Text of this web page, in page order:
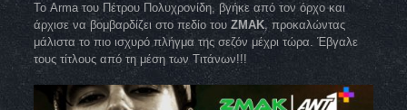
Το Arma του Πέτρου Πολυχρονίδη, βγήκε από τον όρχο και
άρχισε να βομβαρδίζει στο πεδίο του ΖΜΑΚ, προκαλώντας
μάλιστα το πιο ισχυρό πλήγμα της σεζόν μέχρι τώρα. Έβγαλε
τους τίτλους από τη μέση των Τιτάνων!!!